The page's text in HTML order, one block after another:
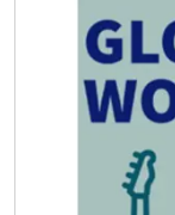
standen
Whiskyprobe. Wer will, kann jederzeit dazu
kommen..